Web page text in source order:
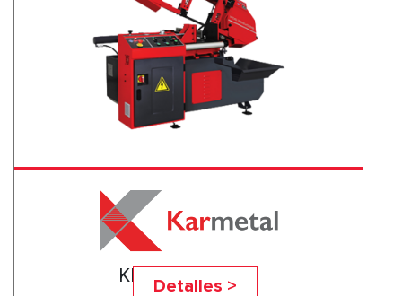
KDG 300x500 DM
Detalles >